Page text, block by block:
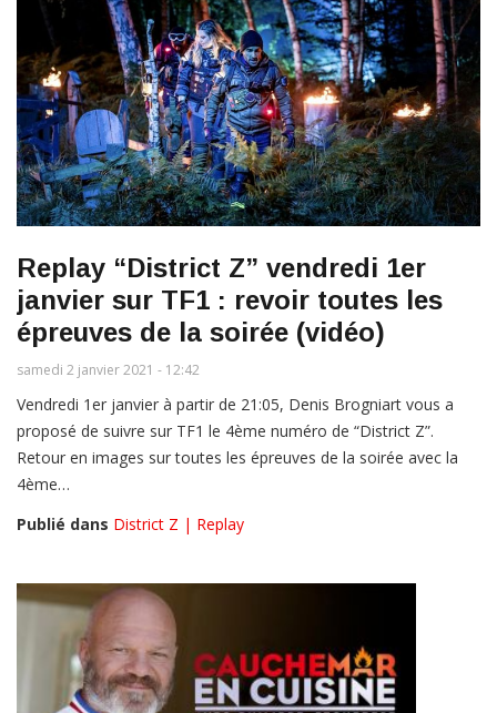
Replay “District Z” vendredi 1er
janvier sur TF1 : revoir toutes les
épreuves de la soirée (vidéo)
samedi 2 janvier 2021 - 12:42
Vendredi 1er janvier à partir de 21:05, Denis Brogniart vous a
proposé de suivre sur TF1 le 4ème numéro de “District Z”.
Retour en images sur toutes les épreuves de la soirée avec la
4ème…
Publié dans District Z | Replay